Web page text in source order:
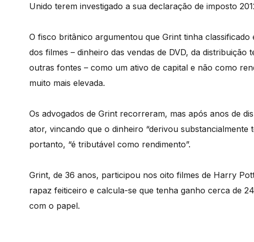
Unido terem investigado a sua declaração de imposto
O fisco britânico argumentou que Grint tinha
dos filmes – dinheiro das vendas de DVD, da distribuição
outras fontes – como um ativo de capital e não como
muito mais elevada.
Os advogados de Grint recorreram, mas após anos de
ator, vincando que o dinheiro “derivou substancialmente
portanto, “é tributável como rendimento”.
Grint, de 36 anos, participou nos oito filmes de Harry
rapaz feiticeiro e calcula-se que tenha ganho cerca de
com o papel.